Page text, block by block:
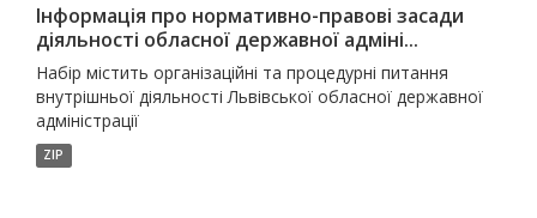
Інформація про нормативно-правові засади
діяльності обласної державної адміні...
Набір містить організаційні та процедурні питання
внутрішньої діяльності Львівської обласної державної
адміністрації
ZIP